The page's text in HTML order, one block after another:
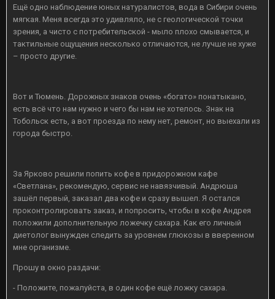
Ещё одно наблюдение юных натуралистов, вода в Сибири очень
мягкая. Меня всегда это удивляло, не с геологической точки
зрения, а чисто с потребительской - мыло плохо смывается, и
тактильные ощущения несколько отличаются, не лучше не хуже
– просто другие.
Вот и Тюмень. Дорожных знаков очень «богато» понатыкано,
есть всё что нам нужно и чего бы нам не хотелось. Знак на
Тобольск есть, а вот проезда по нему нет, ремонт, но выехали из
города быстро.
За Ярково решили попить кофе в придорожном кафе
«Светлана», рекомендую, сервис не навязчивый. Андрюша
зашёл первый, заказал два кофе и сразу вышел. Я остался
проконтролировать заказ, и попросить, чтобы в кофе Андрея
положили дополнительную ложечку сахара. Как его личный
диетолог вынужден следить за уровнем глюкозы в вверенном
мне организме.
Прошу в окно раздачи:
- Положите, пожалуйста, в один кофе ещё ложку сахара.